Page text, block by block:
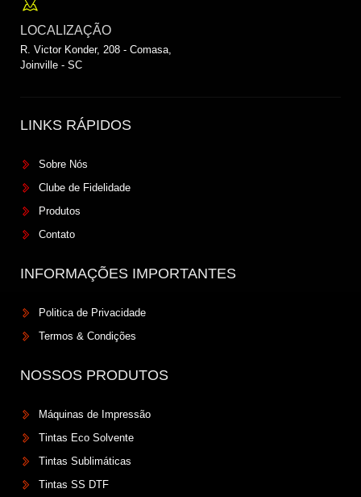
LOCALIZAÇÃO
R. Victor Konder, 208 - Comasa,
Joinville - SC
LINKS RÁPIDOS
Sobre Nós
Clube de Fidelidade
Produtos
Contato
INFORMAÇÕES IMPORTANTES
Politica de Privacidade
Termos & Condições
NOSSOS PRODUTOS
Máquinas de Impressão
Tintas Eco Solvente
Tintas Sublimáticas
Tintas SS DTF